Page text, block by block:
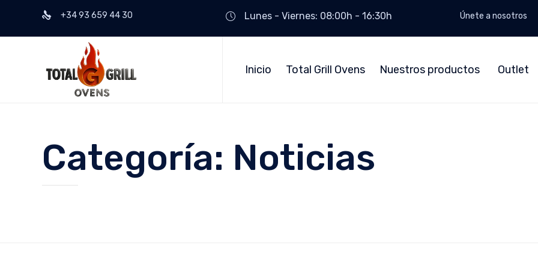
+34 93 659 44 30 Lunes - Viernes: 08:00h - 16:30h Únete a nosotros
Inicio Total Grill Ovens Nuestros productos Outlet
Categoría: Noticias